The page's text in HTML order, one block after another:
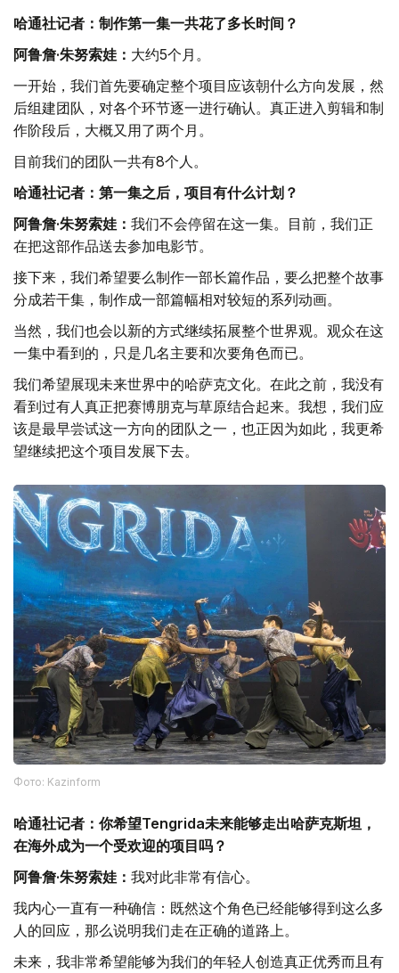
哈通社记者：制作第一集一共花了多长时间？
阿鲁詹·朱努索娃： 大约5个月。
一开始，我们首先要确定整个项目应该朝什么方向发展，然
后组建团队，对各个环节逐一进行确认。真正进入剪辑和制
作阶段后，大概又用了两个月。
目前我们的团队一共有8个人。
哈通社记者：第一集之后，项目有什么计划？
阿鲁詹·朱努索娃： 我们不会停留在这一集。目前，我们正
在把这部作品送去参加电影节。
接下来，我们希望要么制作一部长篇作品，要么把整个故事
分成若干集，制作成一部篇幅相对较短的系列动画。
当然，我们也会以新的方式继续拓展整个世界观。观众在这
一集中看到的，只是几名主要和次要角色而已。
我们希望展现未来世界中的哈萨克文化。在此之前，我没有
看到过有人真正把赛博朋克与草原结合起来。我想，我们应
该是最早尝试这一方向的团队之一，也正因为如此，我更希
望继续把这个项目发展下去。
Фото: Kazinform
哈通社记者：你希望Tengrida未来能够走出哈萨克斯坦，
在海外成为一个受欢迎的项目吗？
阿鲁詹·朱努索娃： 我对此非常有信心。
我内心一直有一种确信：既然这个角色已经能够得到这么多
人的回应，那么说明我们走在正确的道路上。
未来，我非常希望能够为我们的年轻人创造真正优秀而且有